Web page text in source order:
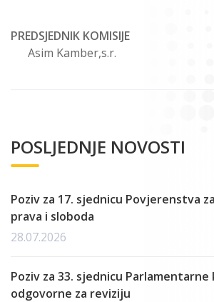
PREDSJEDNIK KOMISIJE
Asim Kamber,s.r.
POSLJEDNJE NOVOSTI
Poziv za 17. sjednicu Povjerenstva
prava i sloboda
28.07.2026
Poziv za 33. sjednicu Parlamentarne
odgovorne za reviziju